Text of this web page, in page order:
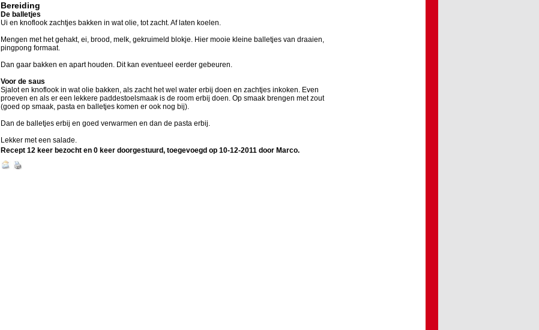
Bereiding
De balletjes
Ui en knoflook zachtjes bakken in wat olie, tot zacht. Af laten koelen.
Mengen met het gehakt, ei, brood, melk, gekruimeld blokje. Hier mooie kleine balletjes van draaien,
pingpong formaat.
Dan gaar bakken en apart houden. Dit kan eventueel eerder gebeuren.
Voor de saus
Sjalot en knoflook in wat olie bakken, als zacht het wel water erbij doen en zachtjes inkoken. Even
proeven en als er een lekkere paddestoelsmaak is de room erbij doen. Op smaak brengen met zout
(goed op smaak, pasta en balletjes komen er ook nog bij).
Dan de balletjes erbij en goed verwarmen en dan de pasta erbij.
Lekker met een salade.
Recept 12 keer bezocht en 0 keer doorgestuurd, toegevoegd op 10-12-2011 door Marco.